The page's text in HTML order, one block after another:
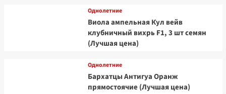
Однолетние
Виола ампельная Кул вейв
клубничный вихрь F1, 3 шт семян
(Лучшая цена)
Однолетние
Бархатцы Антигуа Оранж
прямостоячие (Лучшая цена)